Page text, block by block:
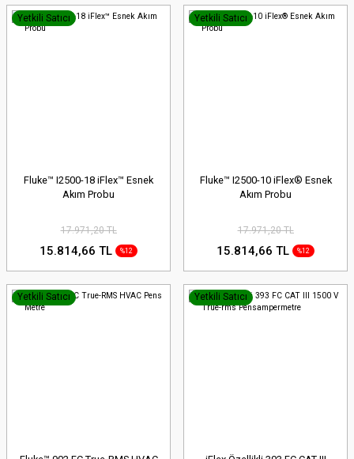
Yetkili Satıcı
Fluke™ I2500-18 iFlex™ Esnek
Akım Probu
17.971,20 TL
15.814,66 TL %12
Yetkili Satıcı
Fluke™ I2500-10 iFlex® Esnek
Akım Probu
17.971,20 TL
15.814,66 TL %12
Yetkili Satıcı Yetkili Satıcı